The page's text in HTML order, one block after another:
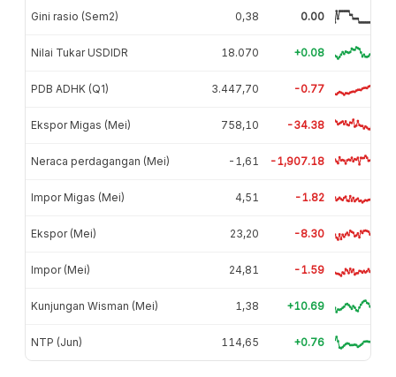
Gini rasio (Sem2) 0,38 0.00
Nilai Tukar USDIDR 18.070 +0.08
PDB ADHK (Q1) 3.447,70 -0.77
Ekspor Migas (Mei) 758,10 -34.38
Neraca perdagangan (Mei) -1,61 -1,907.18
Impor Migas (Mei) 4,51 -1.82
Ekspor (Mei) 23,20 -8.30
Impor (Mei) 24,81 -1.59
Kunjungan Wisman (Mei) 1,38 +10.69
NTP (Jun) 114,65 +0.76